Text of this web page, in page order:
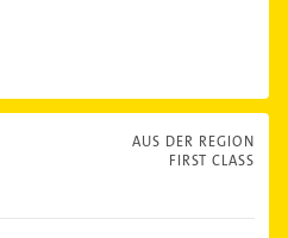
AUS DER REGION
FIRST CLASS